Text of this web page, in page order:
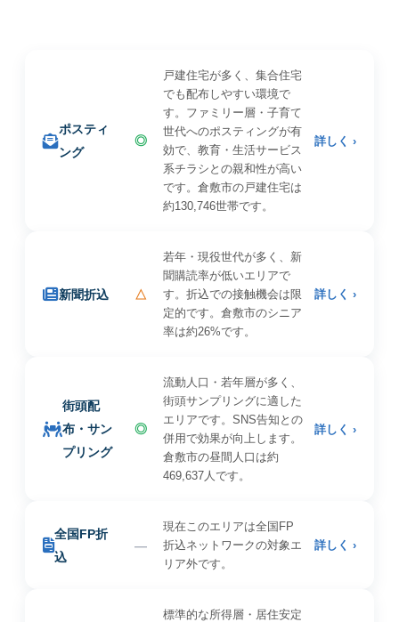
ポスティ
ング
◎
戸建住宅が多く、集合住宅
でも配布しやすい環境で
す。ファミリー層・子育て
世代へのポスティングが有
効で、教育・生活サービス
系チラシとの親和性が高い
です。倉敷市の戸建住宅は
約130,746世帯です。
詳しく ›
新聞折込 △
若年・現役世代が多く、新
聞購読率が低いエリアで
す。折込での接触機会は限
定的です。倉敷市のシニア
率は約26%です。
詳しく ›
街頭配
布・サン
プリング
◎
流動人口・若年層が多く、
街頭サンプリングに適した
エリアです。SNS告知との
併用で効果が向上します。
倉敷市の昼間人口は約
469,637人です。
詳しく ›
全国FP折
込
—
現在このエリアは全国FP
折込ネットワークの対象エ
リア外です。
詳しく ›
標準的な所得層・居住安定